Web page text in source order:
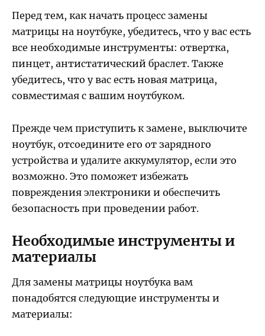
Перед тем, как начать процесс замены
матрицы на ноутбуке, убедитесь, что у вас есть
все необходимые инструменты: отвертка,
пинцет, антистатический браслет. Также
убедитесь, что у вас есть новая матрица,
совместимая с вашим ноутбуком.
Прежде чем приступить к замене, выключите
ноутбук, отсоедините его от зарядного
устройства и удалите аккумулятор, если это
возможно. Это поможет избежать
повреждения электроники и обеспечить
безопасность при проведении работ.
Необходимые инструменты и
материалы
Для замены матрицы ноутбука вам
понадобятся следующие инструменты и
материалы: